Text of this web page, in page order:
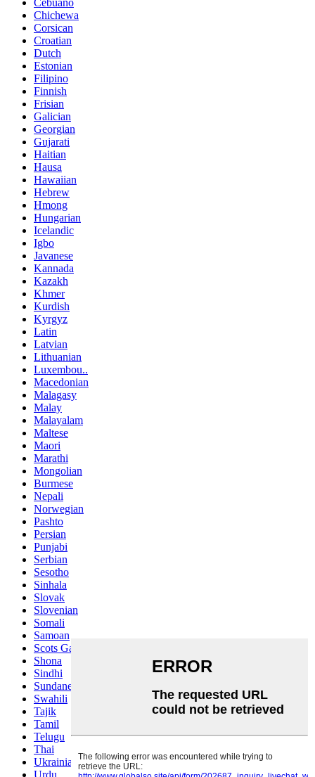
Cebuano
Chichewa
Corsican
Croatian
Dutch
Estonian
Filipino
Finnish
Frisian
Galician
Georgian
Gujarati
Haitian
Hausa
Hawaiian
Hebrew
Hmong
Hungarian
Icelandic
Igbo
Javanese
Kannada
Kazakh
Khmer
Kurdish
Kyrgyz
Latin
Latvian
Lithuanian
Luxembou..
Macedonian
Malagasy
Malay
Malayalam
Maltese
Maori
Marathi
Mongolian
Burmese
Nepali
Norwegian
Pashto
Persian
Punjabi
Serbian
Sesotho
Sinhala
Slovak
Slovenian
Somali
Samoan
Scots Gaelic
Shona
Sindhi
Sundanese
Swahili
Tajik
Tamil
Telugu
Thai
Ukrainian